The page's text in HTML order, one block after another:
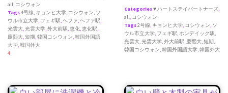
all, コシウォン
Tags4号線, キョンヒ大学, コシウォン, ソ
ウル市立大学, フェギ駅,ヘファ,ヘファ駅,
光雲大,光雲大学,外大前駅,恵化,恵化駅,
慶熙大,短期,韓国コシウォン,韓国外国語
大学,韓国外大
4
Categories♥ ハートステイパートナーズ,
all, コシウォン
Tags2号線, キョンヒ大学, コシウォン, ソ
ウル市立大学, フェギ駅,ホンデイック駅,
光雲大,光雲大学,外大前駅, 慶熙大,短期,
韓国コシウォン,韓国外国語大学,韓国外大